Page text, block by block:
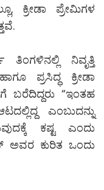
ಕ್ರೀಡಾ ಪ್ರೇಮಿಗಳ
ನಿವೃತ್ತಿ
ಪ್ರಸಿದ್ಧ ಕ್ರೀಡಾ
ಬರೆದಿದ್ದರು “ಇಂತಹ
ಎಂಬುದನ್ನು
ಕಷ್ಟ ಎಂದು
ಅವರ ಕುರಿತ ಒಂದು